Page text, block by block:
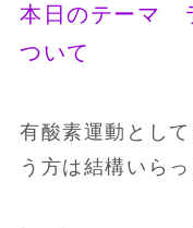
本日のテーマ
ついて
有酸素運動とし
う方は結構いら